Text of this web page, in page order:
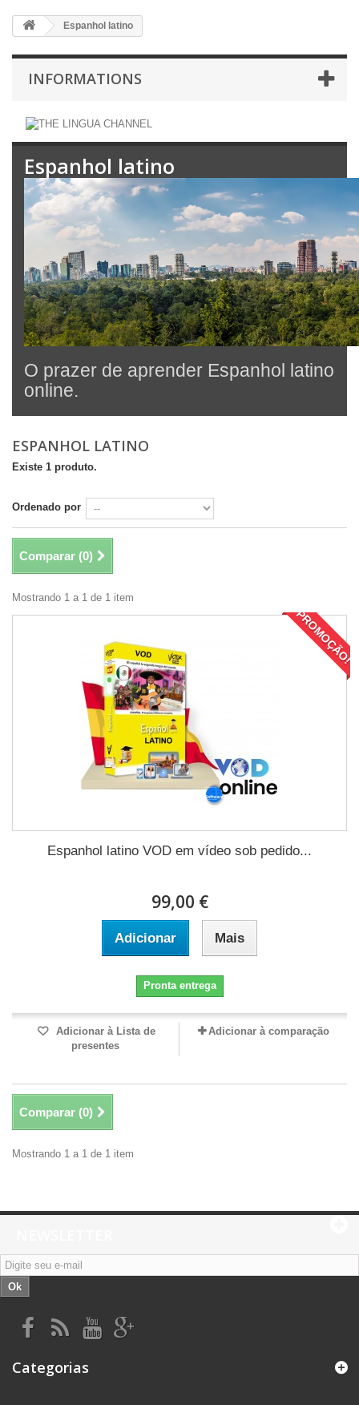
Espanhol latino
INFORMATIONS
Espanhol latino
O prazer de aprender Espanhol latino
online.
ESPANHOL LATINO
Existe 1 produto.
Ordenado por
Comparar (0)
Mostrando 1 a 1 de 1 item
PROMOÇÃO!
Espanhol latino VOD em vídeo sob pedido...
99,00 €
Adicionar Mais
Pronta entrega
Adicionar à Lista de
presentes
Adicionar à comparação
Comparar (0)
Mostrando 1 a 1 de 1 item
Ok
Categorias